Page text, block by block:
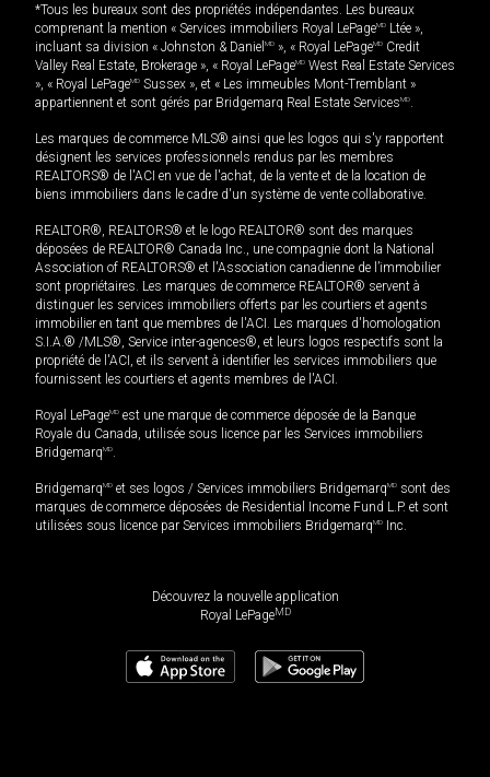
*Tous les bureaux sont des propriétés indépendantes. Les bureaux
comprenant la mention « Services immobiliers Royal LePageMD Ltée »,
incluant sa division « Johnston & Daniel MD », « Royal LePageMD Credit
Valley Real Estate, Brokerage », « Royal LePageMD West Real Estate Services
», « Royal LePageMD Sussex », et « Les immeubles Mont-Tremblant »
appartiennent et sont gérés par Bridgemarq Real Estate ServicesMD.
Les marques de commerce MLS® ainsi que les logos qui s'y rapportent
désignent les services professionnels rendus par les membres
REALTORS® de l'ACI en vue de l'achat, de la vente et de la location de
biens immobiliers dans le cadre d'un système de vente collaborative.
REALTOR®, REALTORS® et le logo REALTOR® sont des marques
déposées de REALTOR® Canada Inc., une compagnie dont la National
Association of REALTORS® et l'Association canadienne de l’immobilier
sont propriétaires. Les marques de commerce REALTOR® servent à
distinguer les services immobiliers offerts par les courtiers et agents
immobilier en tant que membres de l'ACI. Les marques d'homologation
S.I.A.® /MLS®, Service inter-agences®, et leurs logos respectifs sont la
propriété de l'ACI, et ils servent à identifier les services immobiliers que
fournissent les courtiers et agents membres de l'ACI.
Royal LePageMD est une marque de commerce déposée de la Banque
Royale du Canada, utilisée sous licence par les Services immobiliers
BridgemarqMD.
BridgemarqMD et ses logos / Services immobiliers BridgemarqMD sont des
marques de commerce déposées de Residential Income Fund L.P. et sont
utilisées sous licence par Services immobiliers BridgemarqMD Inc.
Découvrez la nouvelle application
Royal LePageMD